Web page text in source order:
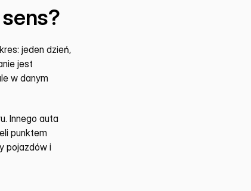
jeden dzień,
jest
w danym
Innego auta
punktem
pojazdów i